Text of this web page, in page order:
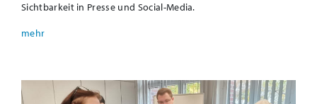
Sichtbarkeit in Presse und Social-Media.